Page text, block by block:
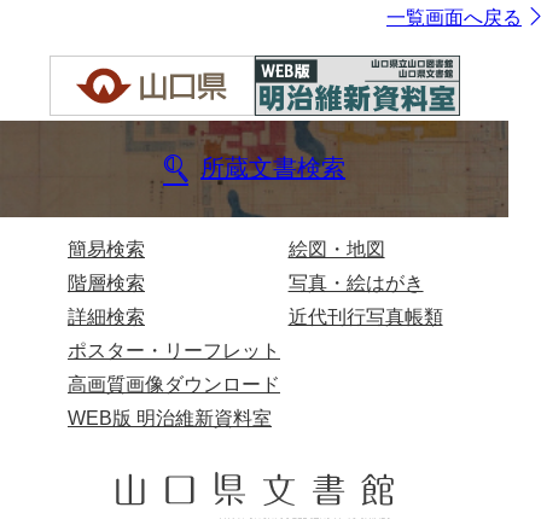
一覧画面へ戻る
所蔵文書検索
簡易検索
階層検索
詳細検索
絵図・地図
写真・絵はがき
近代刊行写真帳類
ポスター・リーフレット
高画質画像ダウンロード
WEB版 明治維新資料室